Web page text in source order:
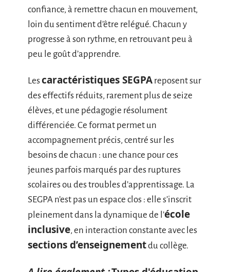
confiance, à remettre chacun en mouvement,
loin du sentiment d’être relégué. Chacun y
progresse à son rythme, en retrouvant peu à
peu le goût d’apprendre.
Lescaractéristiques SEGPA reposent sur
des effectifs réduits, rarement plus de seize
élèves, et une pédagogie résolument
différenciée. Ce format permet un
accompagnement précis, centré sur les
besoins de chacun : une chance pour ces
jeunes parfois marqués par des ruptures
scolaires ou des troubles d’apprentissage. La
SEGPA n’est pas un espace clos : elle s’inscrit
pleinement dans la dynamique de l’école
inclusive, en interaction constante avec les
sections d’enseignementdu collège.